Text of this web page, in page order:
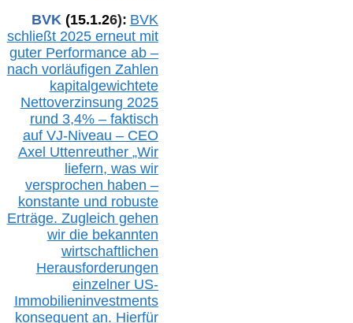
BVK(15.1.26): BVK
schließt 2025 erneut mit
guter Performance ab –
nach vorläufigen Zahlen
kapitalgewichtete
Nettoverzinsung 2025
rund 3,4% – faktisch
auf VJ-Niveau – CEO
Axel Uttenreuther „Wir
liefern, was wir
versprochen haben –
konstante und robuste
Erträge. Zugleich gehen
wir die bekannten
wirtschaftlichen
Herausforderungen
einzelner US-
Immobilieninvestments
konsequent an. Hierfür